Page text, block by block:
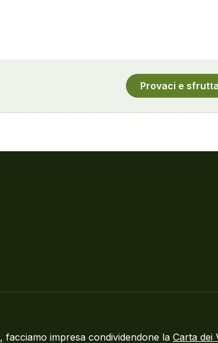
Provaci e
, facciamo impresa condividendone la Carta dei